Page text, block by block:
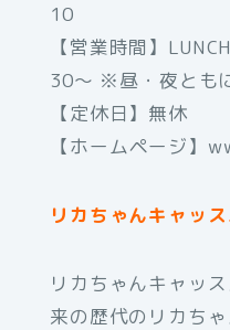
10
【営業時間】
30～ ※昼・夜とも
【定休日】無休
【ホームページ】
リカちゃんキャッ
リカちゃんキャッ
来の歴代のリカち